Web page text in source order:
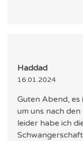
Haddad
16.01.2024
Guten Abend, es
um uns nach
leider habe ich